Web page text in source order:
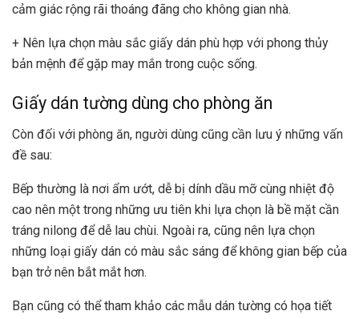
cảm giác rộng rãi thoáng đãng cho không gian nhà.
+ Nên lựa chọn màu sắc giấy dán phù hợp với phong thủy
bản mệnh để gặp may mắn trong cuộc sống.
Giấy dán tường dùng cho phòng ăn
Còn đối với phòng ăn, người dùng cũng cần lưu ý những vấn
đề sau:
Bếp thường là nơi ẩm ướt, dễ bị dính dầu mỡ cùng nhiệt độ
cao nên một trong những ưu tiên khi lựa chọn là bề mặt cần
tráng nilong để dễ lau chùi. Ngoài ra, cũng nên lựa chọn
những loại giấy dán có màu sắc sáng để không gian bếp của
bạn trở nên bắt mắt hơn.
Bạn cũng có thể tham khảo các mẫu dán tường có họa tiết